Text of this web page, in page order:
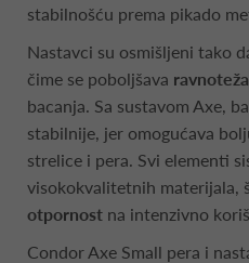
stabilnošću prema pikado
Nastavci su osmišljeni tako
čime se poboljšava ravnoteža
bacanja. Sa sustavom Axe,
stabilnije, jer omogućava
strelice i pera. Svi elementi
visokokvalitetnih materijala,
otpornost na intenzivno
Condor Axe Small pera i